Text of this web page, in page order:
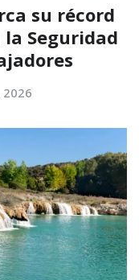
su récord
Seguridad
2026